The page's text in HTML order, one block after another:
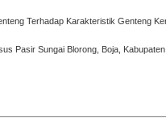
Terhadap Karakteristik Genteng
Pasir Sungai Blorong, Boja,